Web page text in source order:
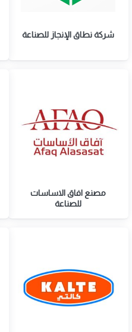
شركة نطاق الإنجاز للصناعة
مصنع افاق الاساسات
للصناعة